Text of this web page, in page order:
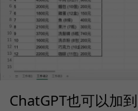
ChatGPT也可以加